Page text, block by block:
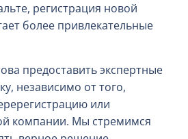
регистрация новой
более привлекательные
предоставить экспертные
независимо от того,
или
компании. Мы стремимся